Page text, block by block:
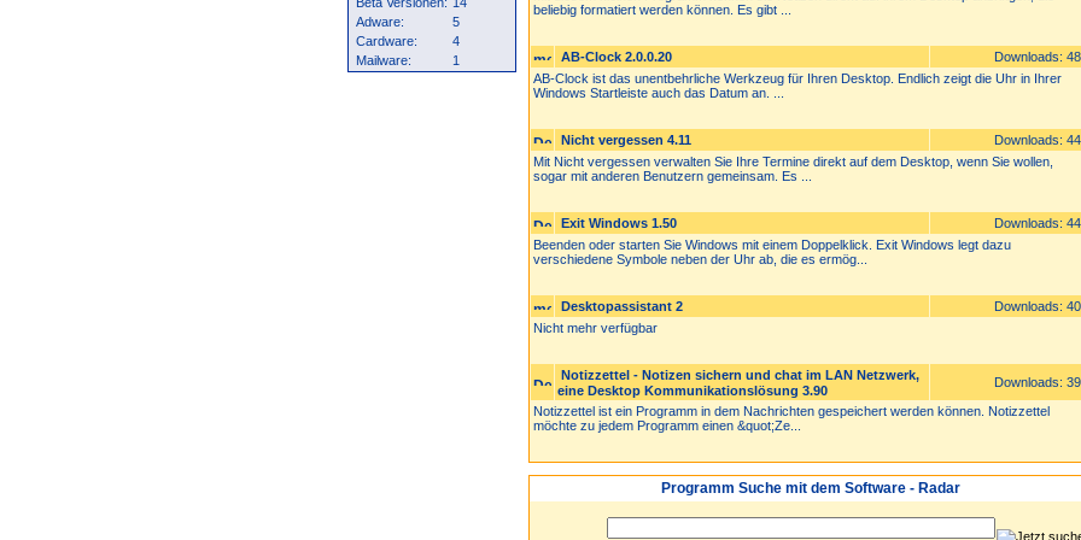
Adware:
5
Cardware:
4
Mailware:
1
beliebig formatiert werden können. Es gibt ...
AB-Clock 2.0.0.20
Downloads:
AB-Clock ist das unentbehrliche Werkzeug für Ihren Desktop. Endlich zeigt die Uhr in Ihrer
Windows Startleiste auch das Datum an. ...
Nicht vergessen 4.11
Downloads:
Mit Nicht vergessen verwalten Sie Ihre Termine direkt auf dem Desktop, wenn Sie wollen,
sogar mit anderen Benutzern gemeinsam. Es ...
Exit Windows 1.50
Downloads:
Beenden oder starten Sie Windows mit einem Doppelklick. Exit Windows legt dazu
verschiedene Symbole neben der Uhr ab, die es ermög...
Desktopassistant 2
Downloads:
Nicht mehr verfügbar
Notizzettel - Notizen sichern und chat im LAN Netzwerk,
eine Desktop Kommunikationslösung 3.90
Downloads:
Notizzettel ist ein Programm in dem Nachrichten gespeichert werden können. Notizzettel
möchte zu jedem Programm einen &quot;Ze...
Programm Suche mit dem Software - Radar